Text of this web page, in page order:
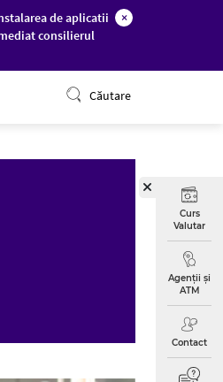
de aplicatii
consilierul
×
Căutare
Curs
Valutar
Agenții și
ATM
Contact